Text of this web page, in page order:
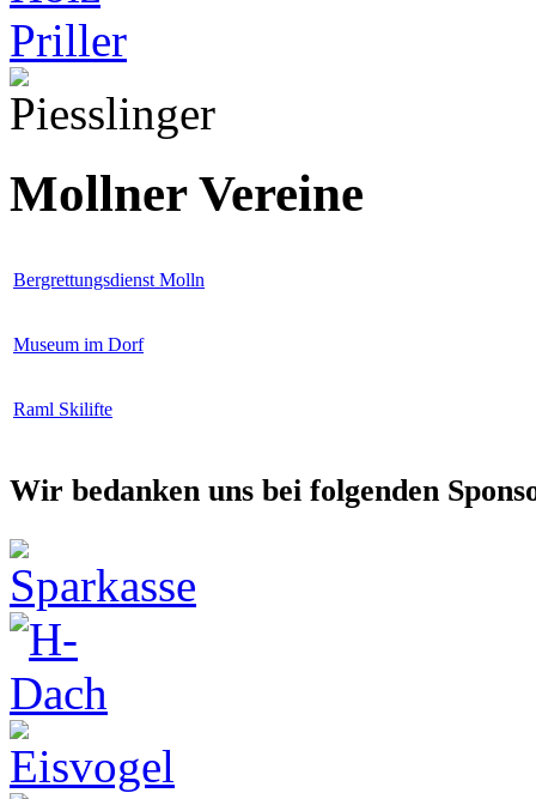
Mollner Vereine
Bergrettungsdienst Molln
Museum im Dorf
Raml Skilifte
Wir bedanken uns bei folgenden